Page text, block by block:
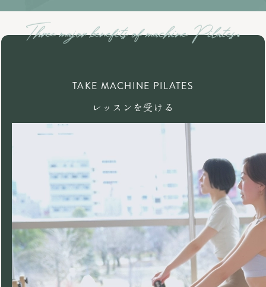
TAKE MACHINE PILATES
レッスンを受ける